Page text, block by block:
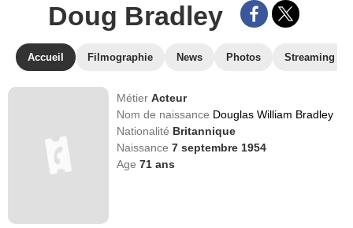
Doug Bradley
Accueil Filmographie News Photos Streaming
MétierActeur
Nom de naissance Douglas William Bradley
Nationalité Britannique
Naissance7 septembre 1954
Age71 ans